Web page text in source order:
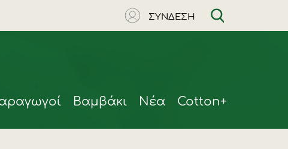
ΣΥΝΔΕΣΗ
Βαμβάκι Νέα Cotton+